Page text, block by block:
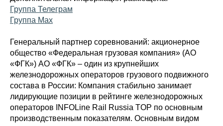
Группа Телеграм
Группа Мах
Генеральный партнер соревнований: акционерное
общество «Федеральная грузовая компания» (АО
«ФГК») АО «ФГК» – один из крупнейших
железнодорожных операторов грузового подвижного
состава в России: Компания стабильно занимает
лидирующие позиции в рейтинге железнодорожных
операторов INFOLine Rail Russia TOP по основным
производственным показателям. Основным видом